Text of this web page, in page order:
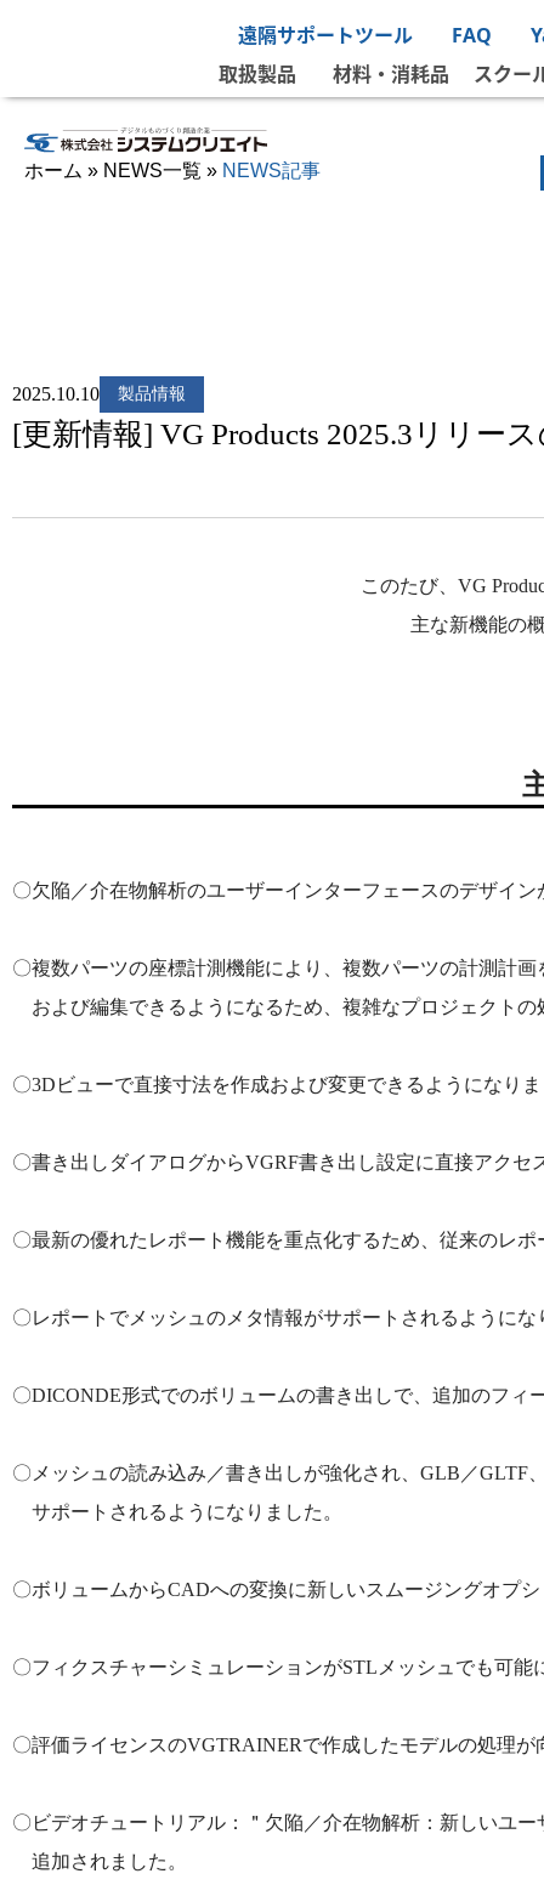
遠隔サポートツール FAQ
取扱製品
材料・消耗品 スクー
ホーム » NEWS一覧 » NEWS記事
2025.10.10 製品情報
[更新情報] VG Products 2025.3リリー
このたび、VG
主な新機能の
〇欠陥／介在物解析のユーザーインターフェースのデザイ
〇複数パーツの座標計測機能により、複数パーツの計測計
および編集できるようになるため、複雑なプロジェクトの
〇3Dビューで直接寸法を作成および変更できるようになり
〇書き出しダイアログからVGRF書き出し設定に直接アクセ
〇最新の優れたレポート機能を重点化するため、従来のレ
〇レポートでメッシュのメタ情報がサポートされるようにな
〇DICONDE形式でのボリュームの書き出しで、追加のフィ
〇メッシュの読み込み／書き出しが強化され、GLB／GLTF
サポートされるようになりました。
〇ボリュームからCADへの変換に新しいスムージングオプ
〇フィクスチャーシミュレーションがSTLメッシュでも可能
〇評価ライセンスのVGTRAINERで作成したモデルの処理が
〇ビデオチュートリアル：＂欠陥／介在物解析：新しいユ
追加されました。